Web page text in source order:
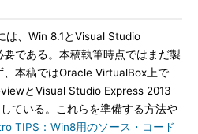
、Win 8.1とVisual Studio
である。本稿執筆時点ではまだ製
本稿ではOracle VirtualBox上で
とVisual Studio Express 2013
ている。これらを準備する方法や
TIPS：Win8用のソース・コード